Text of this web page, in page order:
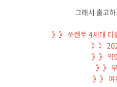
그래서 출고
》》 쏘렌토 4세대
》》
》》 약
》》
》》 여